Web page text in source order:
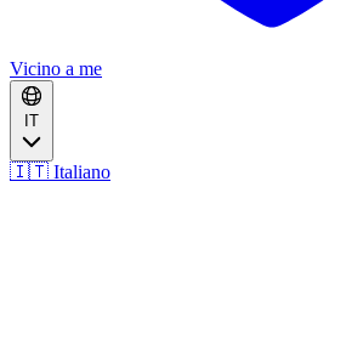
Vicino a me
IT
🇮🇹 Italiano